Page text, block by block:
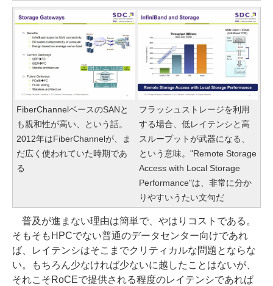
FiberChannelベースのSANと
も親和性が高い、という話。
2012年はFiberChannelが、ま
だ広く使われていた時期であ
る
フラッシュストレージを利用
する場合、低レイテンシと高
スループットが武器になる、
という意味。"Remote Storage
Access with Local Storage
Performance"は、非常に分か
りやすいうたい文句だ
普及が進まない理由は簡単で、やはりコストである。
そもそもHPCでない普通のデータセンター向けであれ
ば、レイテンシはそこまでクリティカルな問題とならな
い。もちろん少なければ少ないに越したことはないが、
それこそRoCEで提供される程度のレイテンシであれば